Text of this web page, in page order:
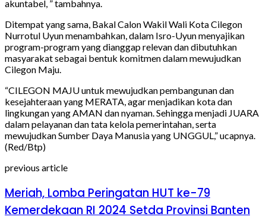
akuntabel, ” tambahnya.
Ditempat yang sama, Bakal Calon Wakil Wali Kota Cilegon
Nurrotul Uyun menambahkan, dalam Isro-Uyun menyajikan
program-program yang dianggap relevan dan dibutuhkan
masyarakat sebagai bentuk komitmen dalam mewujudkan
Cilegon Maju.
“CILEGON MAJU untuk mewujudkan pembangunan dan
kesejahteraan yang MERATA, agar menjadikan kota dan
lingkungan yang AMAN dan nyaman. Sehingga menjadi JUARA
dalam pelayanan dan tata kelola pemerintahan, serta
mewujudkan Sumber Daya Manusia yang UNGGUL,” ucapnya.
(Red/Btp)
previous article
Meriah, Lomba Peringatan HUT ke-79
Kemerdekaan RI 2024 Setda Provinsi Banten